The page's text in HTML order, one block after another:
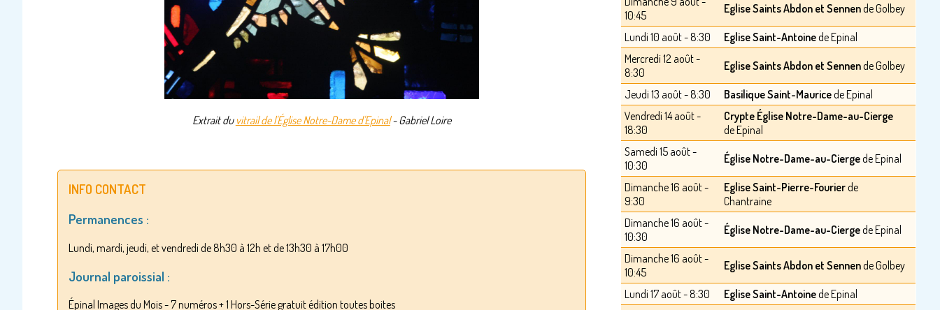
Extrait du vitrail de l'Église Notre-Dame d'Epinal- Gabriel Loire
INFO CONTACT
Permanences :
Lundi, mardi, jeudi, et vendredi de 8h30 à 12h et de 13h30 à 17h00
Journal paroissial :
Épinal Images du Mois - 7 numéros + 1 Hors-Série gratuit édition toutes boites
10:45
Eglise Saints Abdon et Sennende Golbey
Lundi 10 août - 8:30 Eglise Saint-Antoinede Epinal
Mercredi 12 août -
8:30
Eglise Saints Abdon et Sennende Golbey
Jeudi 13 août - 8:30 Basilique Saint-Mauricede Epinal
Vendredi 14 août -
18:30
Crypte Église Notre-Dame-au-Cierge
de Epinal
Samedi 15 août -
10:30
Église Notre-Dame-au-Ciergede Epinal
Dimanche 16 août -
9:30
Eglise Saint-Pierre-Fourierde
Chantraine
Dimanche 16 août -
10:30
Église Notre-Dame-au-Ciergede Epinal
Dimanche 16 août -
10:45
Eglise Saints Abdon et Sennende Golbey
Lundi 17 août - 8:30 Eglise Saint-Antoinede Epinal